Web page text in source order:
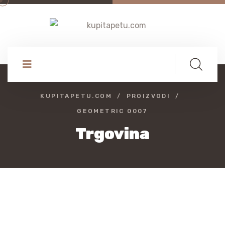
KUPITAPETU.COM PROIZVODI
GEOMETRIC 0007
Trgovina